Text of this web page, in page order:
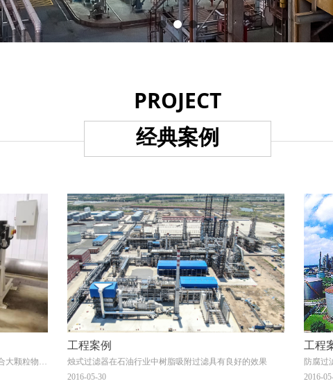
PROJECT
经典案例
大颗粒物料
工程案例
烛式过滤器在石油行业中树脂吸附过滤具有良好的效果
2016-05-30
工程
防腐过
惠
2016-